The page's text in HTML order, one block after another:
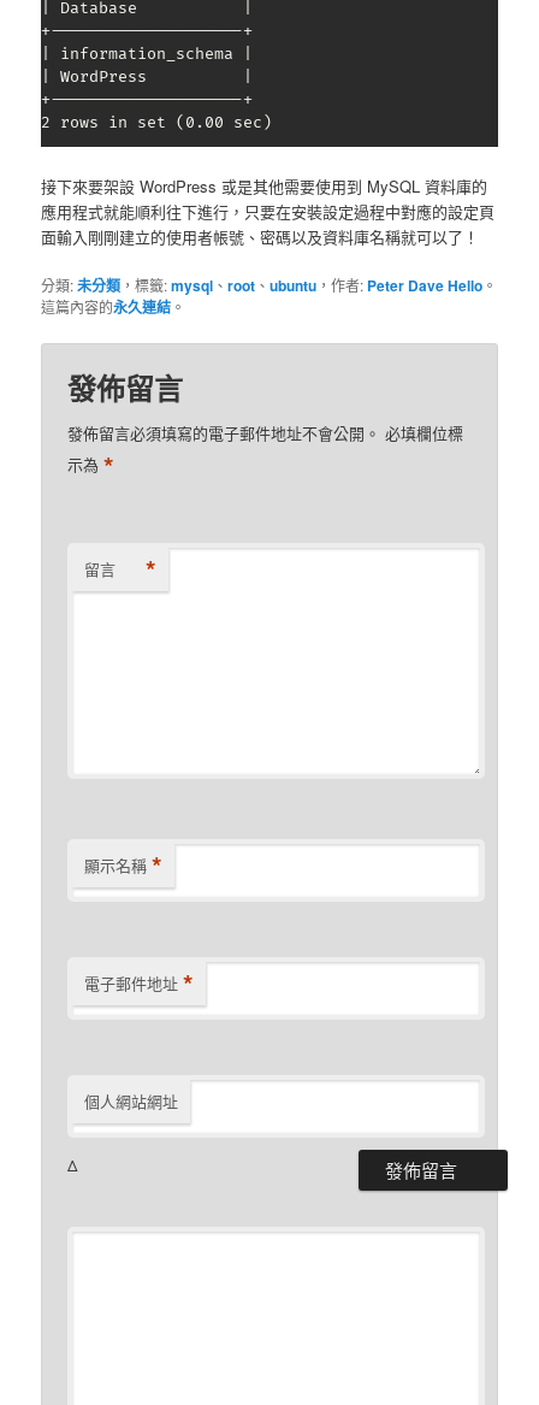
| Database           |
+--------------------+
| information_schema |
| WordPress          |
+--------------------+
2 rows in set (0.00 sec)
接下來要架設 WordPress 或是其他需要使用到 MySQL 資料庫的
應用程式就能順利往下進行，只要在安裝設定過程中對應的設定頁
面輸入剛剛建立的使用者帳號、密碼以及資料庫名稱就可以了！
分類:未分類 ，標籤:mysql 、root 、ubuntu ，作者: Peter Dave Hello 。
這篇內容的永久連結 。
發佈留言
發佈留言必須填寫的電子郵件地址不會公開。 必填欄位標
示為*
留言 *
顯示名稱 *
電子郵件地址 *
個人網站網址
Δ